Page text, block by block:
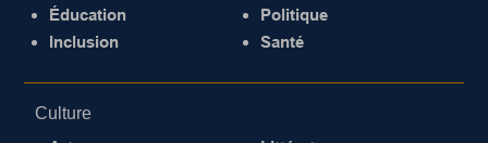
Éducation
Inclusion
Politique
Santé
Culture